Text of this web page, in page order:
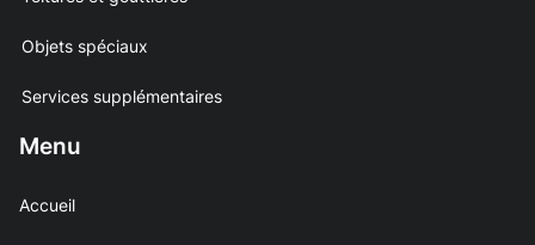
Objets spéciaux
Services supplémentaires
Menu
Accueil